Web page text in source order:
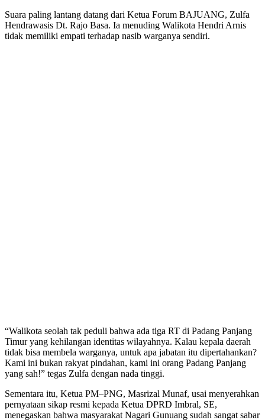
Suara paling lantang datang dari Ketua Forum BAJUANG, Zulfa
Hendrawasis Dt. Rajo Basa. Ia menuding Walikota Hendri Arnis
tidak memiliki empati terhadap nasib warganya sendiri.
“Walikota seolah tak peduli bahwa ada tiga RT di Padang Panjang
Timur yang kehilangan identitas wilayahnya. Kalau kepala daerah
tidak bisa membela warganya, untuk apa jabatan itu dipertahankan?
Kami ini bukan rakyat pindahan, kami ini orang Padang Panjang
yang sah!” tegas Zulfa dengan nada tinggi.
Sementara itu, Ketua PM–PNG, Masrizal Munaf, usai menyerahkan
pernyataan sikap resmi kepada Ketua DPRD Imbral, SE,
menegaskan bahwa masyarakat Nagari Gunuang sudah sangat sabar